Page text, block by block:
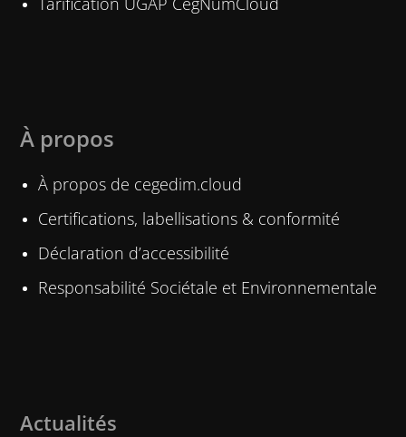
À propos
À propos de cegedim.cloud
Certifications, labellisations & conformité
Déclaration d’accessibilité
Responsabilité Sociétale et Environnementale
Actualités